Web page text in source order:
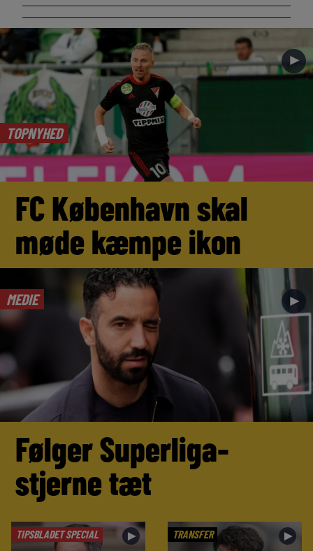
TOPNYHED
►
FC København skal
møde kæmpe ikon
MEDIE ►
Følger Superliga-
stjerne tæt
TIPSBLADET SPECIAL ► TRANSFER ►